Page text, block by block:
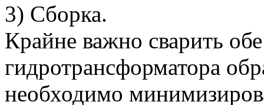
3) Сборка.
Крайне важно сварить
гидротрансформатора
необходимо